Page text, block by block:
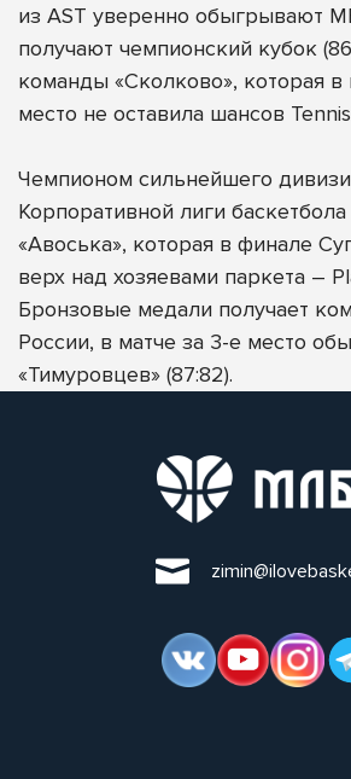
из AST уверенно обыгрывают
получают чемпионский кубок
команды «Сколково», которая в
место не оставила шансов
Чемпионом сильнейшего
Корпоративной лиги баскетбола
«Авоська», которая в финале
верх над хозяевами паркета –
Бронзовые медали получает
России, в матче за 3-е место
«Тимуровцев» (87:82).